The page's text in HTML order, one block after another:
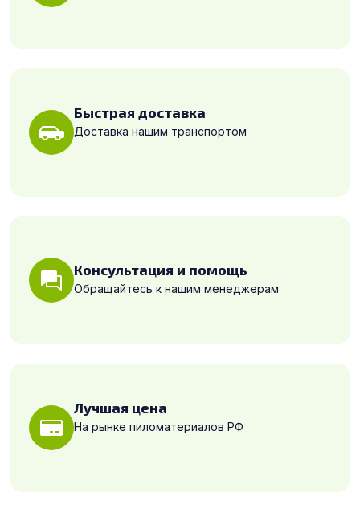
Быстрая доставка
Доставка нашим транспортом
Консультация и помощь
Обращайтесь к нашим менеджерам
Лучшая цена
На рынке пиломатериалов РФ